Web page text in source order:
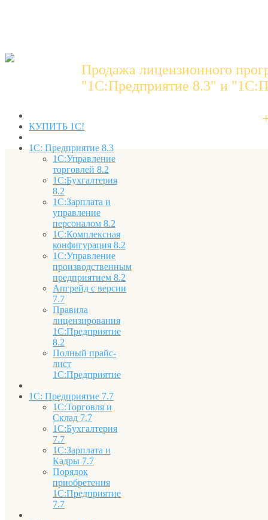
Продажа лицензионного
"1C:Предприятие 8.3" и
КУПИТЬ 1С!
1С: Предприятие 8.3
1С:Управление
торговлей 8.2
1С:Бухгалтерия
8.2
1С:Зарплата и
управление
персоналом 8.2
1С:Комплексная
конфигурация 8.2
1С:Управление
производственным
предприятием 8.2
Апгрейд с версии
7.7
Правила
лицензирования
1С:Предприятие
8.2
Полный прайс-
лист
1С:Предприятие
1С: Предприятие 7.7
1С:Торговля и
Склад 7.7
1С:Бухгалтерия
7.7
1С:Зарплата и
Кадры 7.7
Порядок
приобретения
1С:Предприятие
7.7